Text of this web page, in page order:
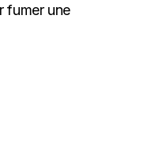
fumer une